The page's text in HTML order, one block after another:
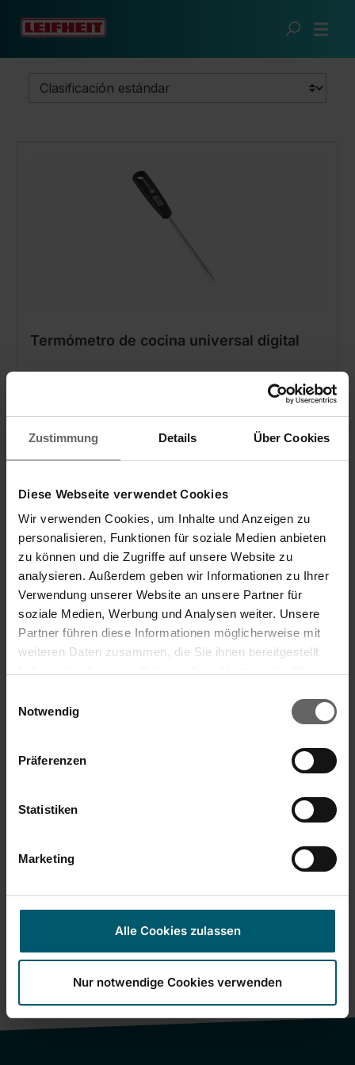
Zustimmung Details Über Cookies
Diese Webseite verwendet Cookies
Wir verwenden Cookies, um Inhalte und Anzeigen zu
personalisieren, Funktionen für soziale Medien anbieten
zu können und die Zugriffe auf unsere Website zu
analysieren. Außerdem geben wir Informationen zu Ihrer
Verwendung unserer Website an unsere Partner für
soziale Medien, Werbung und Analysen weiter. Unsere
Partner führen diese Informationen möglicherweise mit
weiteren Daten zusammen, die Sie ihnen bereitgestellt
Cookies, wenn Sie unsere Webseite weiterhin nutzen.
Notwendig
Präferenzen
Statistiken
Marketing
Alle Cookies zulassen
Nur notwendige Cookies verwenden
Saltar al contenido principal
Termómetro de cocina universal digital
Termómetro digital para asado y barbacoa